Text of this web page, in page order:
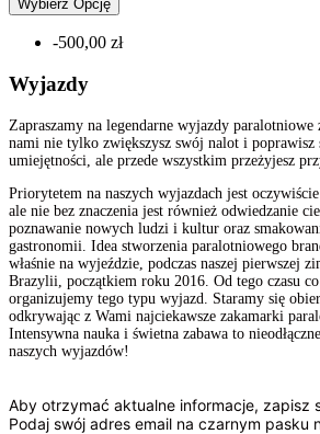
Wybierz Opcję
-500,00 zł
Wyjazdy
Zapraszamy na legendarne wyjazdy
nami nie tylko zwiększysz swój nalot i poprawisz
umiejętności, ale przede wszystkim przeżyjesz
Priorytetem na naszych wyjazdach jest
ale nie bez znaczenia jest również odwiedzanie
poznawanie nowych ludzi i kultur oraz
gastronomii. Idea stworzenia paralotniowego
właśnie na wyjeździe, podczas naszej pierwszej
Brazylii, początkiem roku 2016. Od tego czasu
organizujemy tego typu wyjazd. Staramy się
odkrywając z Wami najciekawsze zakamarki
Intensywna nauka i świetna zabawa to
naszych wyjazdów!
Aby otrzymać aktualne informacje, zapisz
Podaj swój adres email na czarnym pasku